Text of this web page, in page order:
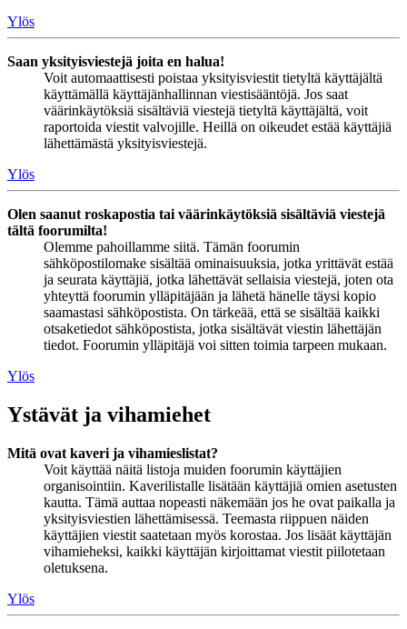
Ylös
Saan yksityisviestejä joita en halua!
Voit automaattisesti poistaa yksityisviestit tietyltä käyttäjältä
käyttämällä käyttäjänhallinnan viestisääntöjä. Jos saat
väärinkäytöksiä sisältäviä viestejä tietyltä käyttäjältä, voit
raportoida viestit valvojille. Heillä on oikeudet estää käyttäjiä
lähettämästä yksityisviestejä.
Ylös
Olen saanut roskapostia tai väärinkäytöksiä sisältäviä viestejä
tältä foorumilta!
Olemme pahoillamme siitä. Tämän foorumin
sähköpostilomake sisältää ominaisuuksia, jotka yrittävät estää
ja seurata käyttäjiä, jotka lähettävät sellaisia viestejä, joten ota
yhteyttä foorumin ylläpitäjään ja lähetä hänelle täysi kopio
saamastasi sähköpostista. On tärkeää, että se sisältää kaikki
otsaketiedot sähköpostista, jotka sisältävät viestin lähettäjän
tiedot. Foorumin ylläpitäjä voi sitten toimia tarpeen mukaan.
Ylös
Ystävät ja vihamiehet
Mitä ovat kaveri ja vihamieslistat?
Voit käyttää näitä listoja muiden foorumin käyttäjien
organisointiin. Kaverilistalle lisätään käyttäjiä omien asetusten
kautta. Tämä auttaa nopeasti näkemään jos he ovat paikalla ja
yksityisviestien lähettämisessä. Teemasta riippuen näiden
käyttäjien viestit saatetaan myös korostaa. Jos lisäät käyttäjän
vihamieheksi, kaikki käyttäjän kirjoittamat viestit piilotetaan
oletuksena.
Ylös